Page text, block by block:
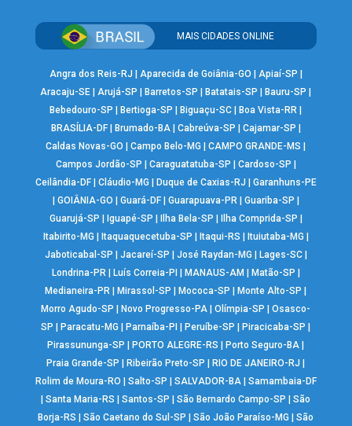
MAIS CIDADES ONLINE
Angra dos Reis-RJ Aparecida de Goiânia-GO Apiaí-SP
Aracaju-SE |Arujá-SP Barretos-SP Batatais-SP Bauru-SP
Bebedouro-SP
Bertioga-SP Biguaçu-SC Boa Vista-RR
BRASÍLIA-DF| Brumado-BA| Cabreúva-SP Cajamar-SP
Caldas Novas-GO
|Campo Belo-MG |CAMPO GRANDE-MS
Campos Jordão-SP
Caraguatatuba-SP Cardoso-SP
Ceilândia-DF| Cláudio-MG Duque de Caxias-RJ
Garanhuns-PE
GOIÂNIA-GO Guará-DF| Guarapuava-PR| Guariba-SP
Guarujá-SP
Iguapé-SP Ilha Bela-SP Ilha Comprida-SP
Itabirito-MG
Itaquaquecetuba-SP Itaqui-RS Ituiutaba-MG
Jaboticabal-SP
Jacareí-SP José Raydan-MG Lages-SC|
Londrina-PR| Luís Correia-PI MANAUS-AM Matão-SP
Medianeira-PR
Mirassol-SP Mococa-SP Monte Alto-SP
Morro Agudo-SP
Novo Progresso-PA |Olímpia-SP |Osasco-
SP
Paracatu-MG Parnaíba-PI Peruíbe-SP Piracicaba-SP
Pirassununga-SP
PORTO ALEGRE-RS Porto Seguro-BA
Praia Grande-SP
Ribeirão Preto-SP RIO DE JANEIRO-RJ
Rolim de Moura-RO
Salto-SP SALVADOR-BA| Samambaia-DF
|Santa Maria-RS |Santos-SP |São Bernardo Campo-SP |São
Borja-RS
|São Caetano do Sul-SP |São João Paraíso-MG |São